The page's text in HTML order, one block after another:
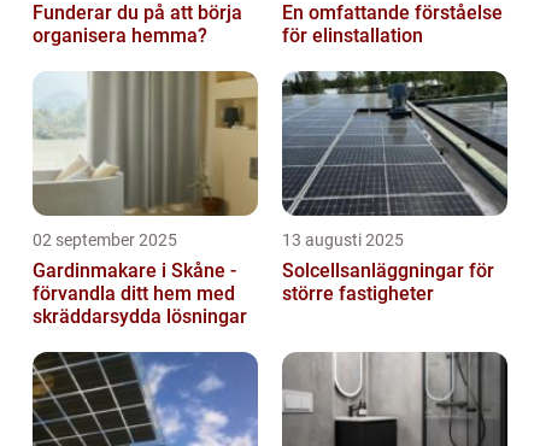
Funderar du på att börja
organisera hemma?
En omfattande förståelse
för elinstallation
02 september 2025
Gardinmakare i Skåne -
förvandla ditt hem med
skräddarsydda lösningar
13 augusti 2025
Solcellsanläggningar för
större fastigheter